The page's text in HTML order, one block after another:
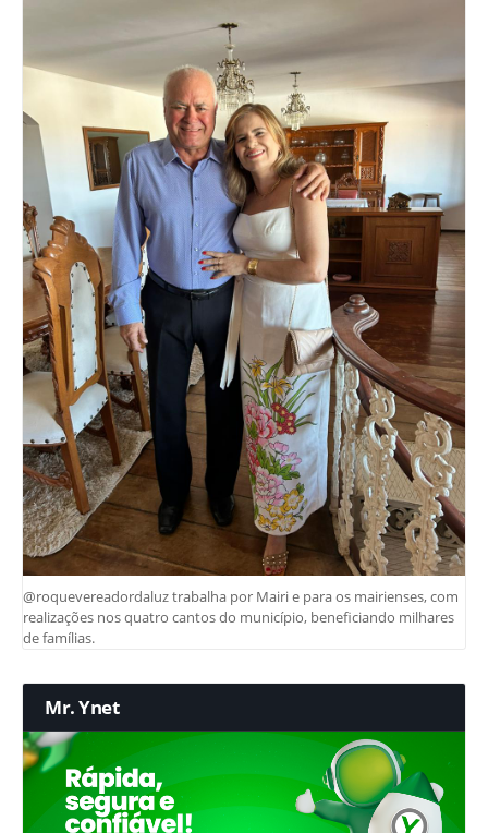
@roquevereadordaluz trabalha por Mairi e para os mairienses, com
realizações nos quatro cantos do município, beneficiando milhares
de famílias.
Mr. Ynet